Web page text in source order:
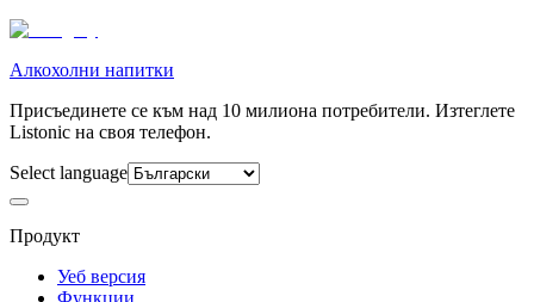
Алкохолни напитки
Присъединете се към над 10 милиона потребители. Изтеглете
Listonic на своя телефон.
Select language
Продукт
Уеб версия
Функции